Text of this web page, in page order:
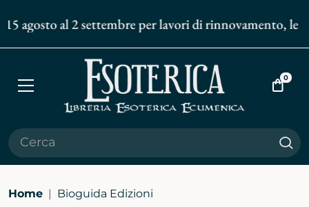
agosto al 2 settembre per lavori di rinnovamento,
Apri
Vai
0
Home Bioguida Edizioni